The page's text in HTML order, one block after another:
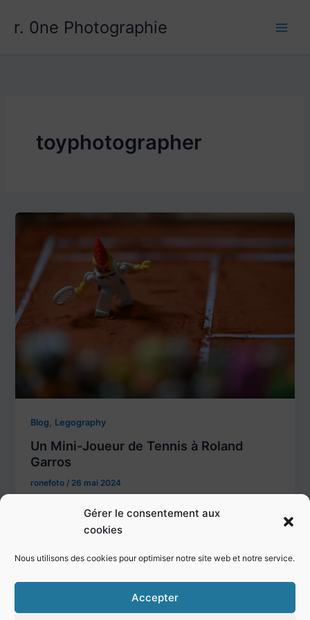
Gérer le consentement aux
cookies
Nous utilisons des cookies pour optimiser notre site web et notre service.
Accepter
r. 0ne Photographie
toyphotographer
Blog , Legography
Un Mini-Joueur de Tennis à Roland
Garros
ronefoto/ 26 mai 2024
Roland Garros est une occasion de faire une
Legography À l’occasion de Roland Garros, le